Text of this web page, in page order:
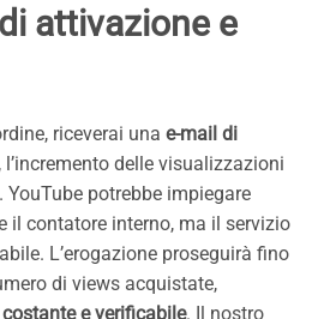
attivazione e
riceverai una e-mail di
l’incremento delle visualizzazioni
potrebbe impiegare
il contatore interno, ma il servizio
L’erogazione proseguirà fino
di views acquistate,
e verificabile. Il nostro